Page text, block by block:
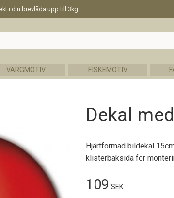
i din brevlåda upp till 3kg
VARGMOTIV FISKEMOTIV
Dekal
Hjärtformad bildekal
klisterbaksida för
109 SEK